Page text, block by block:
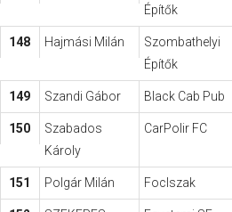
Építők
148 Hajmási Milán
Szombathelyi
Építők
149 Szandi Gábor Black Cab Pub
150
Szabados
Károly
CarPolir FC
151 Polgár Milán FocIszak